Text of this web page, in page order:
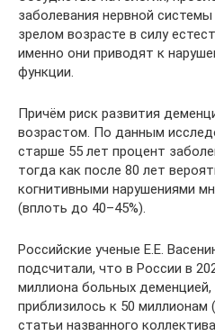
заболевания нервной
зрелом возрасте в силу
именно они приводят к
функции.
Причём риск развития
возрастом. По данным
старше 55 лет процент
тогда как после 80 лет
когнитивными нарушениями
(вплоть до 40–45%).
Российские ученые Е.Е.
подсчитали, что в России в
миллиона больных
приблизилось к 50 миллионам
статьи названного